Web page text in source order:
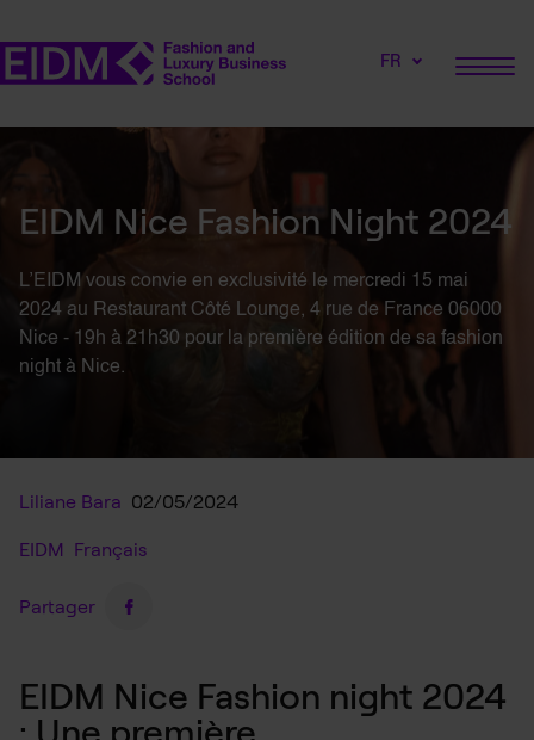
FR
EIDM Nice Fashion Night 2024
L’EIDM vous convie en exclusivité le mercredi 15 mai
2024 au Restaurant Côté Lounge, 4 rue de France 06000
Nice - 19h à 21h30 pour la première édition de sa fashion
night à Nice.
Liliane Bara 02/05/2024
EIDM Français
Partager
EIDM Nice Fashion night 2024